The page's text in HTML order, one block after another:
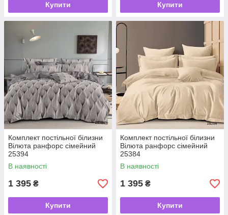
Купити Купити
Комплект постільної білизни
Вілюта ранфорс сімейний
25394
В наявності
1 395 ₴
Купити
Комплект постільної білизни
Вілюта ранфорс сімейний
25384
В наявності
1 395 ₴
Купити